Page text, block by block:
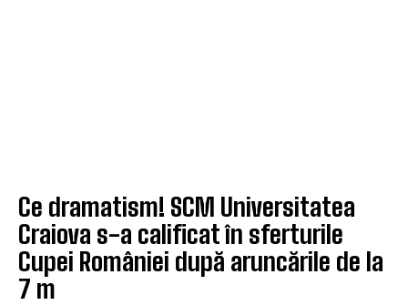
Ce dramatism! SCM Universitatea
Craiova s-a calificat în sferturile
Cupei României după aruncările de la
7 m